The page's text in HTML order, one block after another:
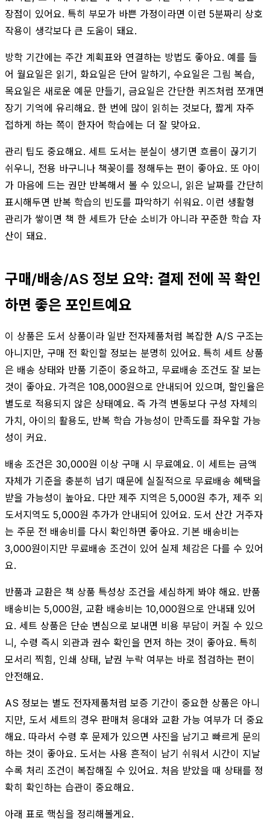
장점이 있어요. 특히 부모가 바쁜 가정이라면 이런 5분짜리 상호
작용이 생각보다 큰 도움이 돼요.
방학 기간에는 주간 계획표와 연결하는 방법도 좋아요. 예를 들
어 월요일은 읽기, 화요일은 단어 말하기, 수요일은 그림 복습,
목요일은 새로운 예문 만들기, 금요일은 간단한 퀴즈처럼 쪼개면
장기 기억에 유리해요. 한 번에 많이 읽히는 것보다, 짧게 자주
접하게 하는 쪽이 한자어 학습에는 더 잘 맞아요.
관리 팁도 중요해요. 세트 도서는 분실이 생기면 흐름이 끊기기
쉬우니, 전용 바구니나 책꽂이를 정해두는 편이 좋아요. 또 아이
가 마음에 드는 권만 반복해서 볼 수 있으니, 읽은 날짜를 간단히
표시해두면 반복 학습의 빈도를 파악하기 쉬워요. 이런 생활형
관리가 쌓이면 책 한 세트가 단순 소비가 아니라 꾸준한 학습 자
산이 돼요.
구매/배송/AS 정보 요약: 결제 전에 꼭 확인
하면 좋은 포인트예요
이 상품은 도서 상품이라 일반 전자제품처럼 복잡한 A/S 구조는
아니지만, 구매 전 확인할 정보는 분명히 있어요. 특히 세트 상품
은 배송 상태와 반품 기준이 중요하고, 무료배송 조건도 잘 보는
것이 좋아요. 가격은 108,000원으로 안내되어 있으며, 할인율은
별도로 적용되지 않은 상태예요. 즉 가격 변동보다 구성 자체의
가치, 아이의 활용도, 반복 학습 가능성이 만족도를 좌우할 가능
성이 커요.
배송 조건은 30,000원 이상 구매 시 무료예요. 이 세트는 금액
자체가 기준을 충분히 넘기 때문에 실질적으로 무료배송 혜택을
받을 가능성이 높아요. 다만 제주 지역은 5,000원 추가, 제주 외
도서지역도 5,000원 추가가 안내되어 있어요. 도서 산간 거주자
는 주문 전 배송비를 다시 확인하면 좋아요. 기본 배송비는
3,000원이지만 무료배송 조건이 있어 실제 체감은 다를 수 있어
요.
반품과 교환은 책 상품 특성상 조건을 세심하게 봐야 해요. 반품
배송비는 5,000원, 교환 배송비는 10,000원으로 안내돼 있어
요. 세트 상품은 단순 변심으로 보내면 비용 부담이 커질 수 있으
니, 수령 즉시 외관과 권수 확인을 먼저 하는 것이 좋아요. 특히
모서리 찍힘, 인쇄 상태, 낱권 누락 여부는 바로 점검하는 편이
안전해요.
AS 정보는 별도 전자제품처럼 보증 기간이 중요한 상품은 아니
지만, 도서 세트의 경우 판매처 응대와 교환 가능 여부가 더 중요
해요. 따라서 수령 후 문제가 있으면 사진을 남기고 빠르게 문의
하는 것이 좋아요. 도서는 사용 흔적이 남기 쉬워서 시간이 지날
수록 처리 조건이 복잡해질 수 있어요. 처음 받았을 때 상태를 정
확히 확인하는 습관이 중요해요.
아래 표로 핵심을 정리해볼게요.